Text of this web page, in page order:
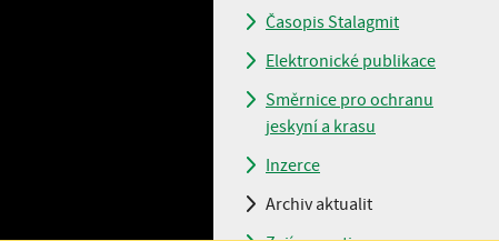
Časopis Stalagmit
Elektronické publikace
Směrnice pro ochranu
jeskyní a krasu
Inzerce
Archiv aktualit